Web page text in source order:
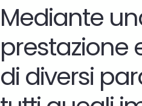
Mediante
prestazione
di diversi